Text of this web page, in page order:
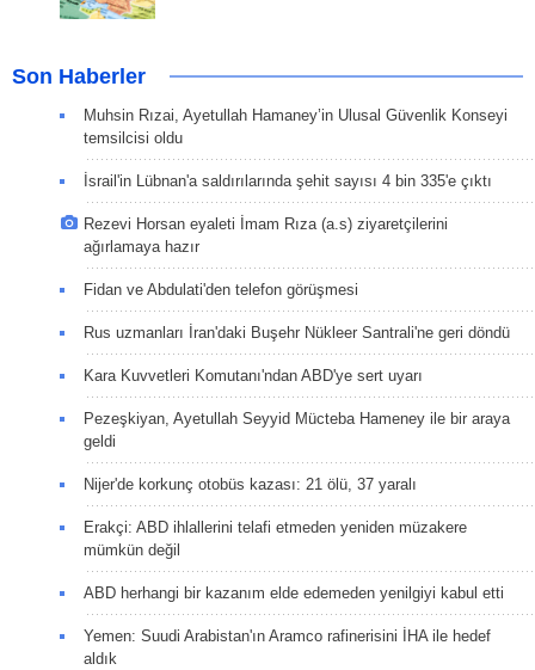
Son Haberler
Muhsin Rızai, Ayetullah Hamaney’in Ulusal Güvenlik Konseyi
temsilcisi oldu
İsrail'in Lübnan'a saldırılarında şehit sayısı 4 bin 335'e çıktı
Rezevi Horsan eyaleti İmam Rıza (a.s) ziyaretçilerini
ağırlamaya hazır
Fidan ve Abdulati'den telefon görüşmesi
Rus uzmanları İran'daki Buşehr Nükleer Santrali'ne geri döndü
Kara Kuvvetleri Komutanı'ndan ABD'ye sert uyarı
Pezeşkiyan, Ayetullah Seyyid Mücteba Hameney ile bir araya
geldi
Nijer'de korkunç otobüs kazası: 21 ölü, 37 yaralı
Erakçi: ABD ihlallerini telafi etmeden yeniden müzakere
mümkün değil
ABD herhangi bir kazanım elde edemeden yenilgiyi kabul etti
Yemen: Suudi Arabistan'ın Aramco rafinerisini İHA ile hedef
aldık